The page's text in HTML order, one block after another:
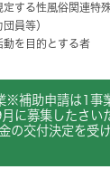
する性風俗関連特殊
員等）
動を目的とする者
※補助申請は1事
に募集したさい
の交付決定を受